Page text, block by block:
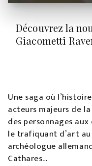
Découvrez la
Giacometti
Une saga où
acteurs majeurs de
des personnages
le trafiquant d’art au
archéologue
Cathares…